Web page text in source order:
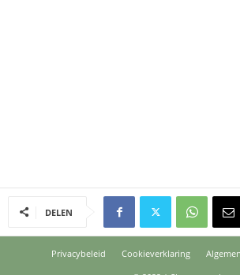
DELEN
Privacybeleid Cookieverklaring